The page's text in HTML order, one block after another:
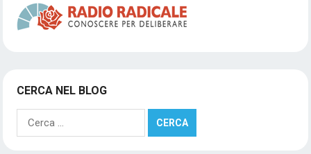
CERCA NEL BLOG
Ricerca
per: